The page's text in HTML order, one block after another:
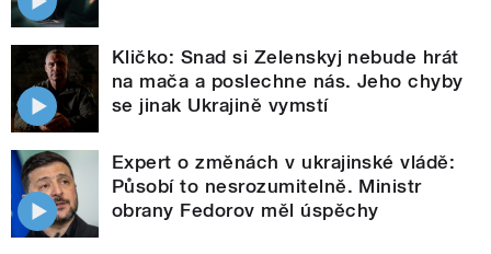
Kličko: Snad si Zelenskyj nebude hrát
na mača a poslechne nás. Jeho chyby
se jinak Ukrajině vymstí
Expert o změnách v ukrajinské vládě:
Působí to nesrozumitelně. Ministr
obrany Fedorov měl úspěchy